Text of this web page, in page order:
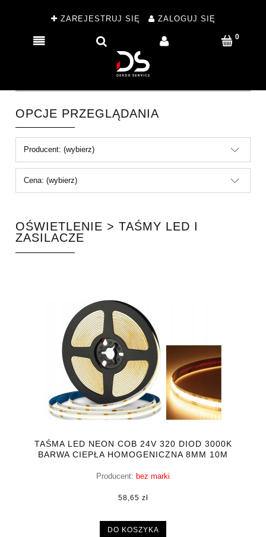
ZAREJESTRUJ SIĘ ZALOGUJ SIĘ
OPCJE PRZEGLĄDANIA
Producent: (wybierz)
Cena: (wybierz)
OŚWIETLENIE > TAŚMY LED I
ZASILACZE
TAŚMA LED NEON COB 24V 320 DIOD 3000K
BARWA CIEPŁA HOMOGENICZNA 8MM 10M
Producent: bez marki
58,65 zł
DO KOSZYKA